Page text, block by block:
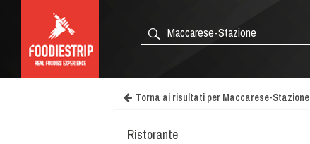
Torna ai risultati per Maccarese-Stazione
Ristorante